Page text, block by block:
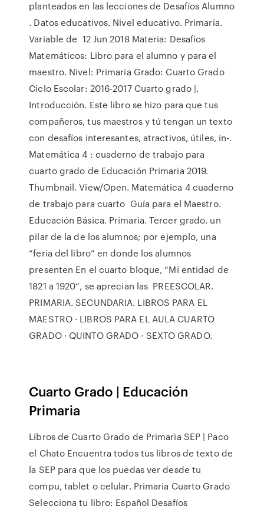
planteados en las lecciones de Desafíos Alumno
. Datos educativos. Nivel educativo. Primaria.
Variable de 12 Jun 2018 Materia: Desafíos
Matemáticos: Libro para el alumno y para el
maestro. Nivel: Primaria Grado: Cuarto Grado
Ciclo Escolar: 2016-2017 Cuarto grado |.
Introducción. Este libro se hizo para que tus
compañeros, tus maestros y tú tengan un texto
con desafíos interesantes, atractivos, útiles, in-.
Matemática 4 : cuaderno de trabajo para
cuarto grado de Educación Primaria 2019.
Thumbnail. View/Open. Matemática 4 cuaderno
de trabajo para cuarto Guía para el Maestro.
Educación Básica. Primaria. Tercer grado. un
pilar de la de los alumnos; por ejemplo, una
“feria del libro” en donde los alumnos
presenten En el cuarto bloque, “Mi entidad de
1821 a 1920”, se aprecian las PREESCOLAR.
PRIMARIA. SECUNDARIA. LIBROS PARA EL
MAESTRO · LIBROS PARA EL AULA CUARTO
GRADO · QUINTO GRADO · SEXTO GRADO.
Cuarto Grado | Educación
Primaria
Libros de Cuarto Grado de Primaria SEP | Paco
el Chato Encuentra todos tus libros de texto de
la SEP para que los puedas ver desde tu
compu, tablet o celular. Primaria Cuarto Grado
Selecciona tu libro: Español Desafíos